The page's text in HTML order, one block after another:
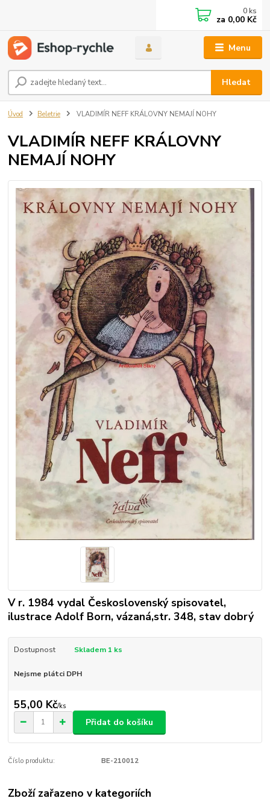
Menu
Hledat
0 ks
za 0,00 Kč
Úvod Beletrie VLADIMÍR NEFF KRÁLOVNY NEMAJÍ NOHY
VLADIMÍR NEFF KRÁLOVNY
NEMAJÍ NOHY
V r. 1984 vydal Československý spisovatel,
ilustrace Adolf Born, vázaná,str. 348, stav dobrý
Dostupnost Skladem 1 ks
Nejsme plátci DPH
55,00 Kč/ks
Přidat do košíku
Číslo produktu: BE-210012
Zboží zařazeno v kategoriích